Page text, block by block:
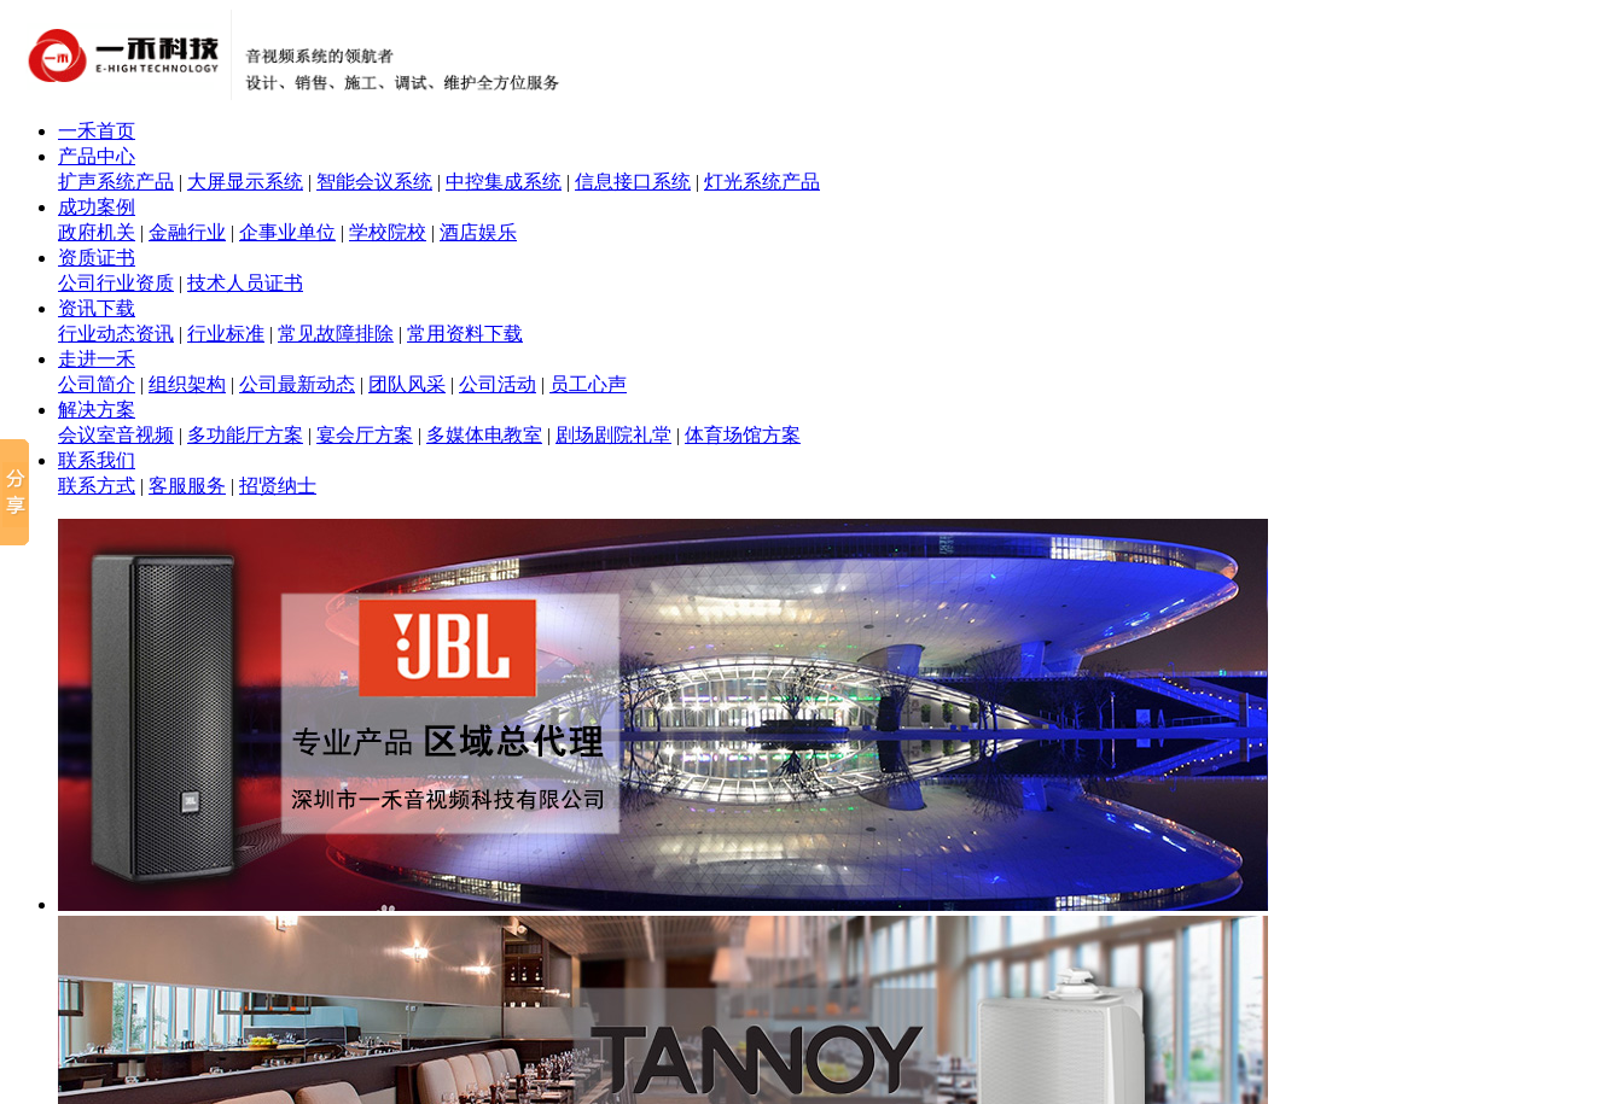
一禾首页
产品中心
扩声系统产品 | 大屏显示系统 | 智能会议系统 | 中控集成系统 | 信息接口系统 | 灯光系统产品
成功案例
政府机关 | 金融行业 | 企事业单位 | 学校院校 | 酒店娱乐
资质证书
公司行业资质 | 技术人员证书
资讯下载
行业动态资讯 | 行业标准 | 常见故障排除 | 常用资料下载
走进一禾
公司简介 | 组织架构 | 公司最新动态 | 团队风采 | 公司活动 | 员工心声
解决方案
会议室音视频 | 多功能厅方案 | 宴会厅方案 | 多媒体电教室 | 剧场剧院礼堂 | 体育场馆方案
联系我们
联系方式 | 客服服务 | 招贤纳士